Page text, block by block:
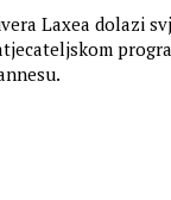
Laxea dolazi